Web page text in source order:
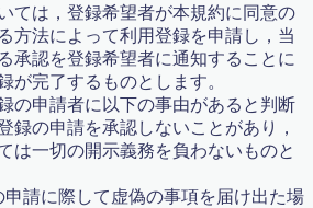
強ができるようになる塾
のアトリエ遊心
ジの特別授業開講2016
の７ケ条
史
きる！土曜・日曜集中特訓講座
績 一人一人の結果が歴史を作ってい
ては，登録希望者が本規約に同意の
方法によって利用登録を申請し，当
承認を登録希望者に通知することに
が完了するものとします。
の申請者に以下の事由があると判断
録の申請を承認しないことがあり，
は一切の開示義務を負わないものと
申請に際して虚偽の事項を届け出た場